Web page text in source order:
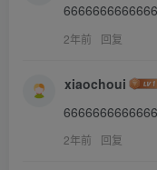
2年前 回复
xiaochoui
2年前 回复